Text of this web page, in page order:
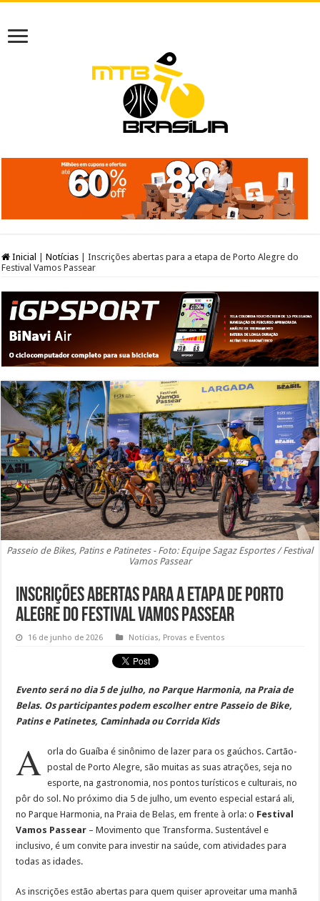
Inicial Notícias
Inscrições abertas para a etapa de Porto Alegre do
Festival Vamos Passear
Passeio de Bikes, Patins e Patinetes - Foto: Equipe Sagaz Esportes / Festival
Vamos Passear
Inscrições abertas para a etapa de Porto
Alegre do Festival Vamos Passear
16 de junho de 2026 Notícias, Provas e Eventos
Evento será no dia 5 de julho, no Parque Harmonia, na Praia de
Belas. Os participantes podem escolher entre Passeio de Bike,
Patins e Patinetes, Caminhada ou Corrida Kids
A orla do Guaíba é sinônimo de lazer para os gaúchos. Cartão-
postal de Porto Alegre, são muitas as suas atrações, seja no
esporte, na gastronomia, nos pontos turísticos e culturais, no
pôr do sol. No próximo dia 5 de julho, um evento especial estará ali,
no Parque Harmonia, na Praia de Belas, em frente à orla: o Festival
Vamos Passear – Movimento que Transforma. Sustentável e
inclusivo, é um convite para investir na saúde, com atividades para
todas as idades.
As inscrições estão abertas para quem quiser aproveitar uma manhã